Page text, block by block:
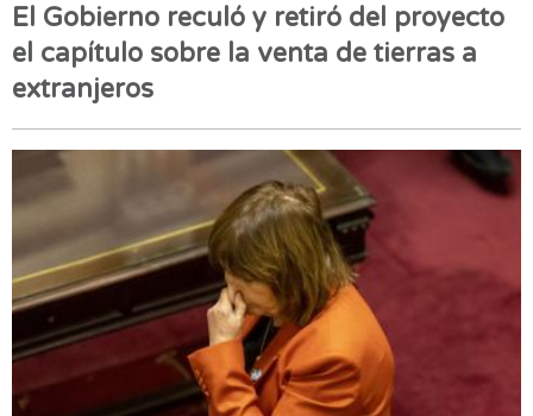
El Gobierno reculó y retiró del proyecto
el capítulo sobre la venta de tierras a
extranjeros